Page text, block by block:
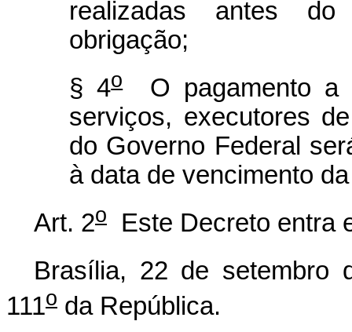
realizadas antes do
obrigação;
§ 4oO pagamento a
serviços, executores
do Governo Federal
à data de vencimento
Art. 2o
Este Decreto entra
Brasília, 22 de setembro
111o da República.